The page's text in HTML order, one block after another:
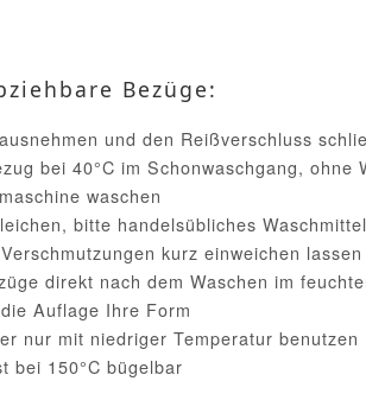
Bezüge:
und den Reißverschluss
bei 40°C im Schonwaschgang, ohne
waschen
bitte handelsübliches
kurz einweichen lassen
direkt nach dem Waschen im
Auflage Ihre Form
nur mit niedriger Temperatur benutzen
bei 150°C bügelbar